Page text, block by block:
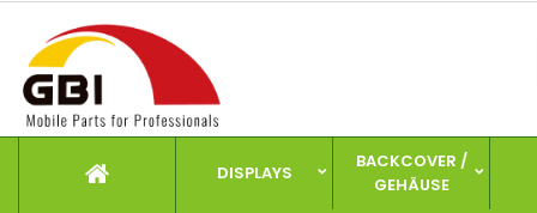
DISPLAYS
BACKCOVER /
GEHÄUSE